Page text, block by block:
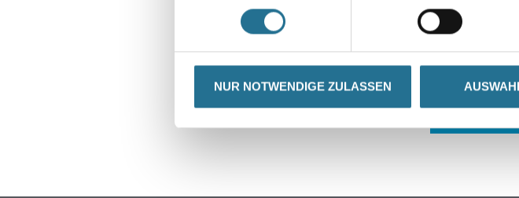
NUR NOTWENDIGE ZULASSEN
Keine Sorge, wir pinseln schon an der Lösung
Erkunden Sie in der Zwischenzeit